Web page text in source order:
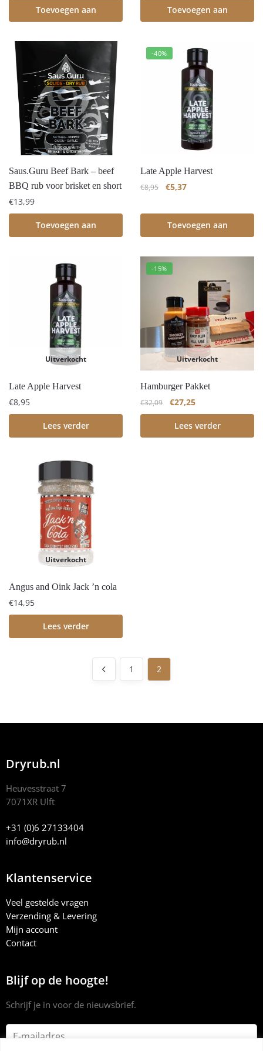
Toevoegen aan Toevoegen aan
Saus.Guru Beef Bark – beef
BBQ rub voor brisket en short
€13,99
Toevoegen aan
-40%
Late Apple Harvest
€8,95 €5,37
Toevoegen aan
Uitverkocht
Late Apple Harvest
€8,95
Lees verder
-15%
Uitverkocht
Hamburger Pakket
€32,09 €27,25
Lees verder
Uitverkocht
Angus and Oink Jack ’n cola
€14,95
Lees verder
1 2
Dryrub.nl
Heuvesstraat 7
7071XR Ulft
+31 (0)6 27133404
info@dryrub.nl
Klantenservice
Veel gestelde vragen
Verzending & Levering
Mijn account
Contact
Blijf op de hoogte!
Schrijf je in voor de nieuwsbrief.